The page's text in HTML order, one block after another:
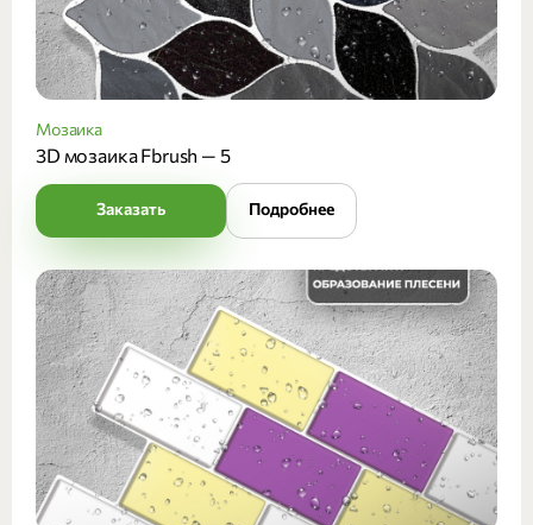
Мозаика
3D мозаика Fbrush — 5
Заказать Подробнее